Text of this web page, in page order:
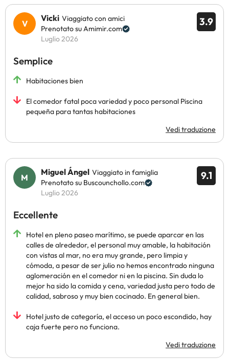
3.9
Vicki Viaggiato con amici
Prenotato su Amimir.com
Luglio 2026
Semplice
Habitaciones bien
El comedor fatal poca variedad y poco personal Piscina
pequeña para tantas habitaciones
Vedi traduzione
9.1
Miguel Ángel Viaggiato in famiglia
Prenotato su Buscounchollo.com
Luglio 2026
Eccellente
Hotel en pleno paseo marítimo, se puede aparcar en las
calles de alrededor, el personal muy amable, la habitación
con vistas al mar, no era muy grande, pero limpia y
cómoda, a pesar de ser julio no hemos encontrado ninguna
aglomeración en el comedor ni en la piscina. Sin duda lo
mejor ha sido la comida y cena, variedad justa pero todo de
calidad, sabroso y muy bien cocinado. En general bien.
Hotel justo de categoría, el acceso un poco escondido, hay
caja fuerte pero no funciona.
Vedi traduzione